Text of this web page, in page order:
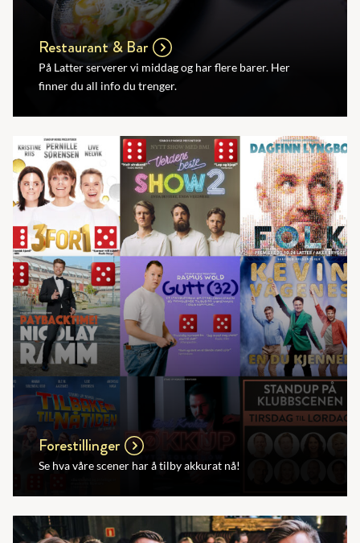
Restaurant & Bar
På Latter serverer vi middag og har flere barer. Her
finner du all info du trenger.
Forestillinger
Se hva våre scener har å tilby akkurat nå!